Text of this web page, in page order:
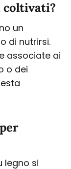
coltivati?
un
di nutrirsi.
associate ai
o dei
legno si